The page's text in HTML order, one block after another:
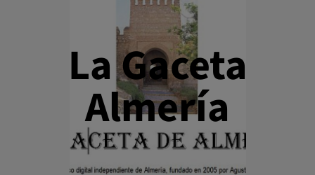
La Gaceta
Almería